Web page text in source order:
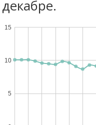
декабре.
5
10
15